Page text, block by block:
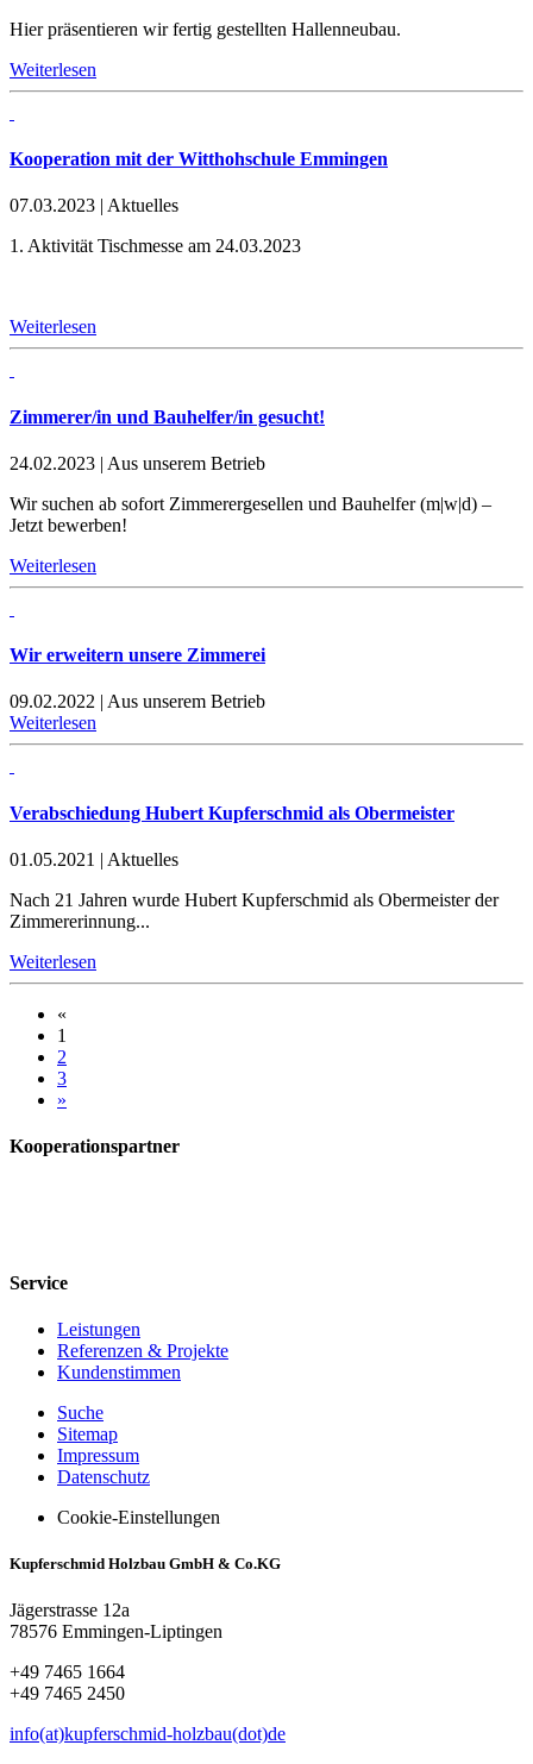
Hier präsentieren wir fertig gestellten Hallenneubau.
Weiterlesen
Kooperation mit der Witthohschule Emmingen
07.03.2023 | Aktuelles
1. Aktivität Tischmesse am 24.03.2023
Weiterlesen
Zimmerer/in und Bauhelfer/in gesucht!
24.02.2023 | Aus unserem Betrieb
Wir suchen ab sofort Zimmerergesellen und Bauhelfer (m|w|d) –
Jetzt bewerben!
Weiterlesen
Wir erweitern unsere Zimmerei
09.02.2022 | Aus unserem Betrieb
Weiterlesen
Verabschiedung Hubert Kupferschmid als Obermeister
01.05.2021 | Aktuelles
Nach 21 Jahren wurde Hubert Kupferschmid als Obermeister der
Zimmererinnung...
Weiterlesen
«
1
2
3
»
Kooperationspartner
Service
Leistungen
Referenzen & Projekte
Kundenstimmen
Suche
Sitemap
Impressum
Datenschutz
Cookie-Einstellungen
Kupferschmid Holzbau GmbH & Co.KG
Jägerstrasse 12a
78576 Emmingen-Liptingen
+49 7465 1664
+49 7465 2450
info(at)kupferschmid-holzbau(dot)de